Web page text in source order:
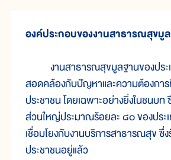
องค์ประกอบของงานสาธารณสุขมู
งานสาธารณสุขมูลฐานของประ
สอดคล้องกับปัญหาและความต้องการ
ประชาชน โดยเฉพาะอย่างยิ่งในชนบท
ส่วนใหญ่ประมาณร้อยละ ๘๐ ของประ
เชื่อมโยงกับงานบริการสาธารณสุข ซึ่ง
ประชาชนอยู่แล้ว